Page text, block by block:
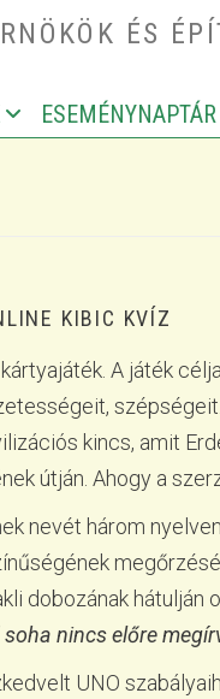
ÉS
ESEMÉNYNAPTÁR
KIBIC KVÍZ
A játék
kincs, amit
útján. Ahogy a
nevét három
dobozának
soha nincs előre
UNO